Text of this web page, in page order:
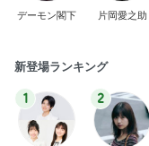
デーモン閣下 片岡愛之助
新登場ランキング
1 2